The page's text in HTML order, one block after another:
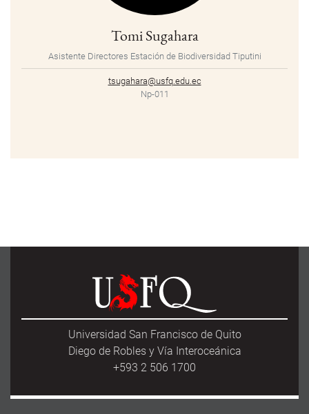
Tomi Sugahara
Asistente Directores Estación de Biodiversidad Tiputini
tsugahara@usfq.edu.ec
Np-011
Universidad San Francisco de Quito
Diego de Robles y Vía Interoceánica
+593 2 506 1700